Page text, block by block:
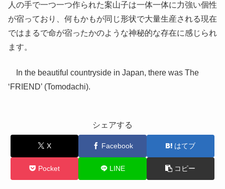
人の手で一つ一つ作られた案山子は一体一体に力強い個性
が宿っており、何もかもが同じ形状で大量生産される現在
ではまるで命が宿ったかのような神秘的な存在に感じられ
ます。
In the beautiful countryside in Japan, there was The
‘FRIEND’ (Tomodachi).
シェアする
X Facebook はてブ
Pocket LINE コピー